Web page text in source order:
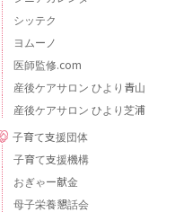
シッテク
ヨムーノ
医師監修.com
産後ケアサロン ひより青山
産後ケアサロン ひより芝浦
子育て支援団体
子育て支援機構
おぎゃー献金
母子栄養懇話会